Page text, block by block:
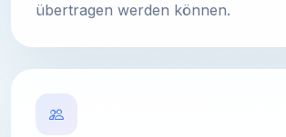
übertragen werden können.